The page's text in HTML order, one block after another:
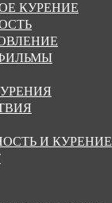
КУРЕНИЕ
И КУРЕНИЕ